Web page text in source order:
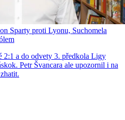
Sparty proti Lyonu, Suchomela
2:1 a do odvety 3. předkola Ligy
Petr Švancara ale upozornil i na